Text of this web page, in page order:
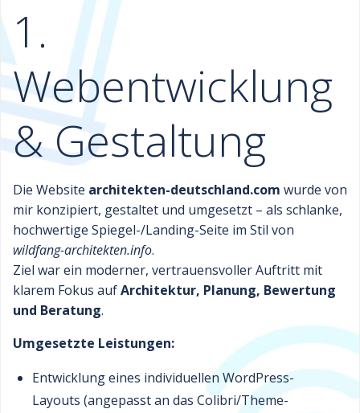
1.
Webentwicklung
& Gestaltung
Die Website architekten-deutschland.com wurde von
mir konzipiert, gestaltet und umgesetzt – als schlanke,
hochwertige Spiegel-/Landing-Seite im Stil von
wildfang-architekten.info.
Ziel war ein moderner, vertrauensvoller Auftritt mit
klarem Fokus aufArchitektur, Planung, Bewertung
und Beratung.
Umgesetzte Leistungen:
Entwicklung eines individuellen WordPress-
Layouts (angepasst an das Colibri/Theme-